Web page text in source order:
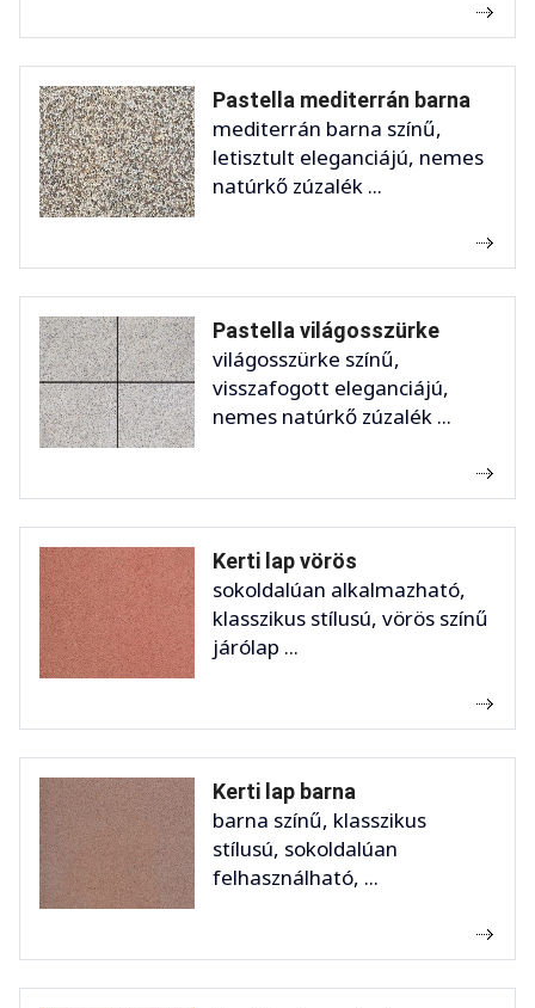
Pastella mediterrán barna
mediterrán barna színű,
letisztult eleganciájú, nemes
natúrkő zúzalék ...
Pastella világosszürke
világosszürke színű,
visszafogott eleganciájú,
nemes natúrkő zúzalék ...
Kerti lap vörös
sokoldalúan alkalmazható,
klasszikus stílusú, vörös színű
járólap ...
Kerti lap barna
barna színű, klasszikus
stílusú, sokoldalúan
felhasználható, ...